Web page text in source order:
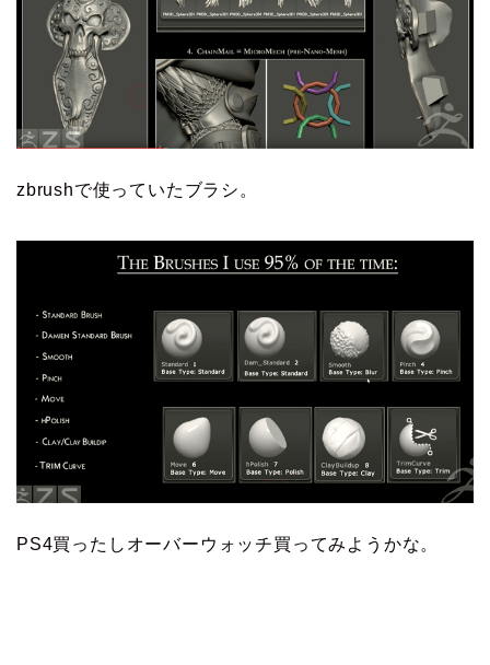
zbrushで使っていたブラシ。
PS4買ったしオーバーウォッチ買ってみようかな。